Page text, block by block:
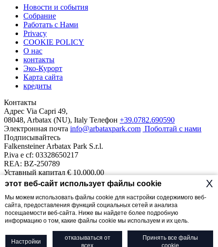
этот веб-сайт использует файлы cookie X
Мы можем использовать файлы cookie для настройки содержимого веб-
сайта, предоставления функций социальных сетей и анализа
посещаемости веб-сайта. Ниже вы найдете более подробную
информацию о том, какие файлы cookie мы используем и их цель.
Настройки
отказываться от
всех
Принять все файлы
cookie
Новости и события
Cобрание
Работать c Нами
Privacy
COOKIE POLICY
О нас
контакты
Эко-Курорт
Карта сайта
кредиты
Контакты
Адрес Via Capri 49,
08048, Arbatax (NU), Italy Телефон +39.0782.690590
Электронная почта info@arbataxpark.com Поболтай с нами
Подписывайтесь
Falkensteiner Arbatax Park S.r.l.
P.iva e cf: 03328650217
REA: BZ-250789
Уставный капитал € 10.000,00
Наш курорт
Borgo Cala Moresca
Dune Cottage Ville del Parco
The (R)esisto 2020 Fund intervention is implemented with resources
from the Regional Operational Programmer co-financed with the
European Social Fund 2014-2020 of the Sardinia Region.
1